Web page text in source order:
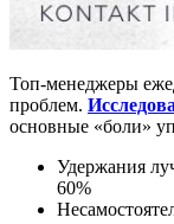
Топ-менеджеры
проблем.
основные «боли»
Удержания
60%